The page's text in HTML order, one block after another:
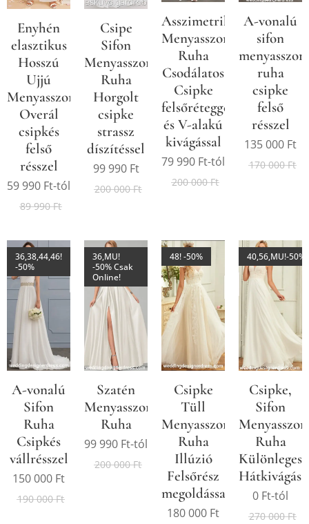
Enyhén
elasztikus
Hosszú
Ujjú
Menyasszonyi
Overál
csipkés
felső
résszel
59 990 Ft-tól
89 990Ft
Csipe
Sifon
Menyasszonyi/Alkalmi
Ruha
Horgolt
csipke
strassz
díszítéssel
99 990Ft
200 000Ft
Asszimetrikus
Menyasszonyi
Ruha
Csodálatos
Csipke
felsőréteggel
és V-alakú
kivágással
79 990 Ft-tól
200 000Ft
A-vonalú
sifon
ruha
csipke
felső
résszel
135 000 Ft
170 000Ft
A-vonalú
Sifon
Ruha
Csipkés
vállrésszel
36,38,44,46!
-50%
150 000 Ft
190 000Ft
Szatén
Menyasszonyi
Ruha
36,MU!
-50% Csak
Online!
99 990 Ft-tól
200 000Ft
Csipke
Tüll
Menyasszonyi
Ruha
Illúzió
Felsőrész
megoldással
48! -50%
180 000 Ft
Csipke,
Sifon
Ruha
Különleges
40,56,MU!-50%
0 Ft-tól
270 000Ft